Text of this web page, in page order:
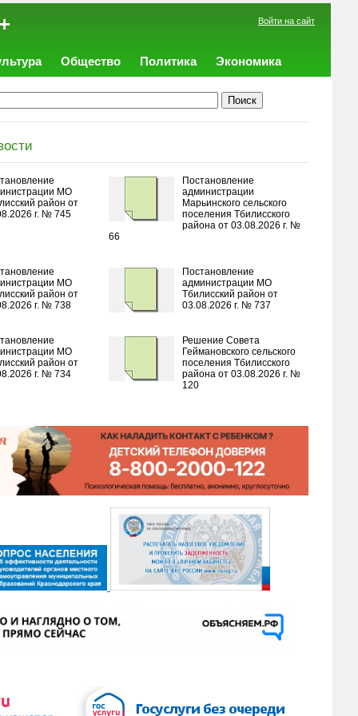
Войти на сайт
Общество Политика
Экономика
МО
район от
г. № 745
Постановление
администрации
Марьинского сельского
поселения Тбилисского
района от 03.08.2026 г. №
66
МО
район от
г. № 738
Постановление
администрации МО
Тбилисский район от
03.08.2026 г. № 737
МО
район от
г. № 734
Решение Совета
Геймановского сельского
поселения Тбилисского
района от 03.08.2026 г. №
120